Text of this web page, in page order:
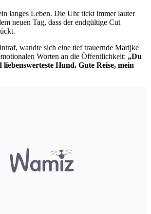
langes Leben. Die Uhr tickt immer lauter
neuen Tag, dass der endgültige Cut
wandte sich eine tief trauernde Marijke
Worten an die Öffentlichkeit: „Du
Hund. Gute Reise, mein